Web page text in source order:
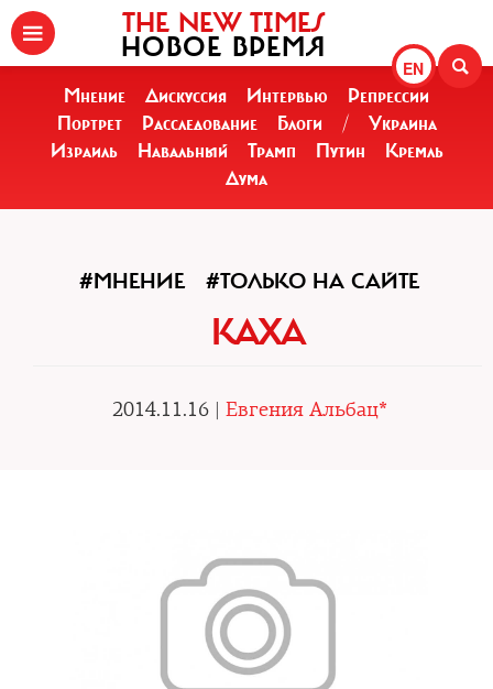
EN
THE NEW TIMES
НОВОЕ ВРЕМЯ
Мнение Дискуссия Интервью
Репрессии
Портрет
Расследование Блоги /
Украина
Израиль
Навальный Трамп Путин
Кремль
Дума
#МНЕНИЕ #ТОЛЬКО НА САЙТЕ
КАХА
2014.11.16 | Евгения Альбац*